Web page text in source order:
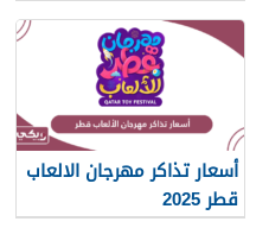
أسعار تذاكر مهرجان الالعاب
قطر 2025